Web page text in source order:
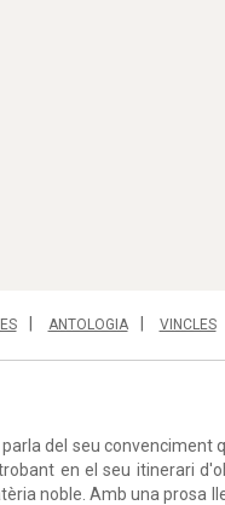
ANTOLOGIA VINCLES
parla del seu convenciment
en el seu itinerari
noble. Amb una prosa